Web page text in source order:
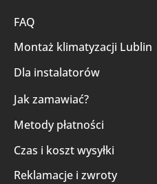
FAQ
Montaż klimatyzacji Lublin
Dla instalatorów
Jak zamawiać?
Metody płatności
Czas i koszt wysyłki
Reklamacje i zwroty